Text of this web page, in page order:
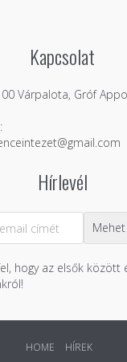
Kapcsolat
Várpalota, Gróf
Hírlevél
hogy az elsők között
HOME HÍREK